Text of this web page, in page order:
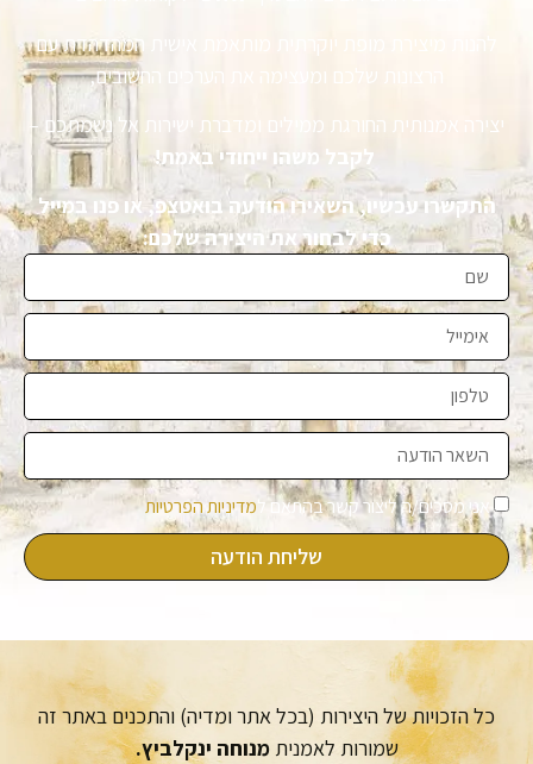
להנות מיצירת מופת יוקרתית מותאמת אישית המהדהדת עם
הרצונות שלכם ומעצימה את הערכים החשובים,
יצירה אמנותית החורגת ממילים ומדברת ישירות אל נשמתכם –
לקבל משהו ייחודי באמת!
התקשרו עכשיו, השאירו הודעה בואטצפ, או פנו במייל
כדי לבחור את היצירה שלכם:
אני מסכים/ה ליצור קשר בהתאם למדיניות הפרטיות
שליחת הודעה
כל הזכויות של היצירות (בכל אתר ומדיה) והתכנים באתר זה
שמורות לאמניתמנוחה ינקלביץ.